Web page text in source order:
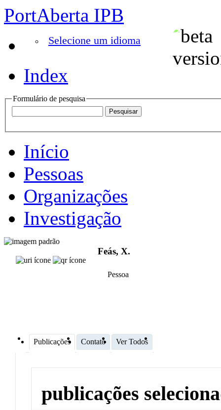
PortAberta IPB
Selecione um idioma
Index
Formulário de pesquisa
Início
Pessoas
Organizações
Investigação
Feás, X.
Pessoa
Publicações Contato Ver Todos
publicações